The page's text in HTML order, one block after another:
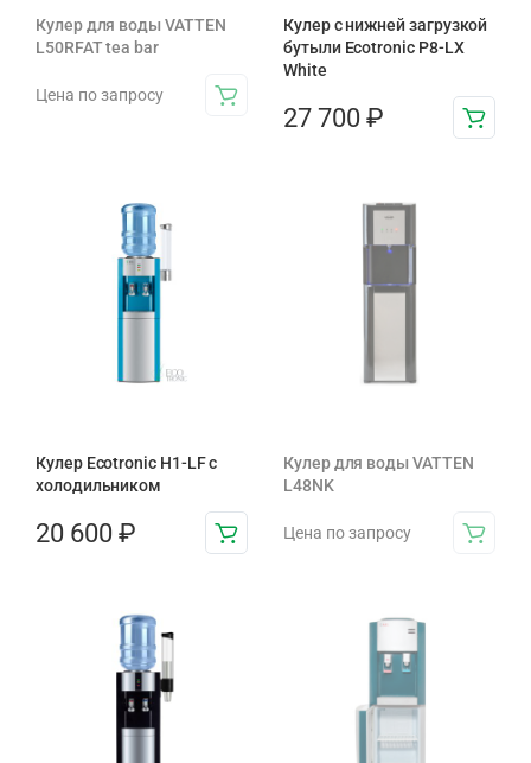
Кулер для воды VATTEN
L50RFAT tea bar
Цена по запросу
Кулер с нижней загрузкой
бутыли Ecotronic P8-LX
White
27 700 ₽
Кулер Ecotronic H1-LF с
холодильником
20 600 ₽
Кулер для воды VATTEN
L48NK
Цена по запросу